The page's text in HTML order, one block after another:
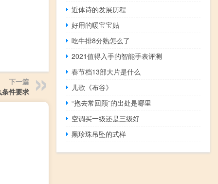
下一篇
件要求
近体诗的发展历程
好用的暖宝宝贴
吃牛排8分熟怎么了
2021值得入手的智能手表评测
春节档13部大片是什么
儿歌《布谷》
“抱去常回顾”的出处是哪里
空调买一级还是三级好
黑珍珠吊坠的式样